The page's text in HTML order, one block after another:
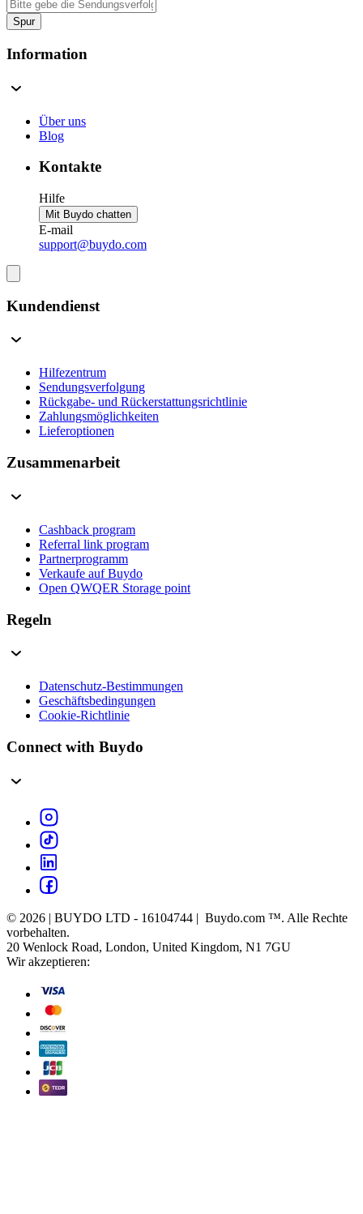
Spur
Information
Über uns
Blog
Kontakte
Hilfe
Mit Buydo chatten
E-mail
support@buydo.com
Kundendienst
Hilfezentrum
Sendungsverfolgung
Rückgabe- und Rückerstattungsrichtlinie
Zahlungsmöglichkeiten
Lieferoptionen
Zusammenarbeit
Cashback program
Referral link program
Partnerprogramm
Verkaufe auf Buydo
Open QWQER Storage point
Regeln
Datenschutz-Bestimmungen
Geschäftsbedingungen
Cookie-Richtlinie
Connect with Buydo
© 2026 | BUYDO LTD - 16104744 | Buydo.com ™. Alle Rechte
vorbehalten.
20 Wenlock Road, London, United Kingdom, N1 7GU
Wir akzeptieren: